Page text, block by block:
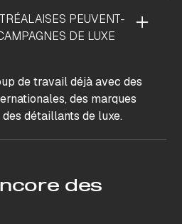
PEUVENT-
DE LUXE
de travail déjà avec des
des marques
détaillants de luxe.
des